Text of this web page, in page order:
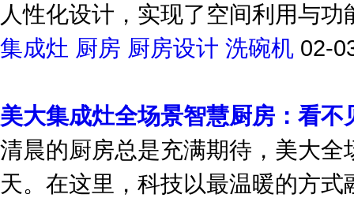
人性化设计，实现了空间利用与
集成灶 厨房 厨房设计 洗碗机 02-
美大集成灶全场景智慧厨房：看
清晨的厨房总是充满期待，美大
天。在这里，科技以最温暖的方